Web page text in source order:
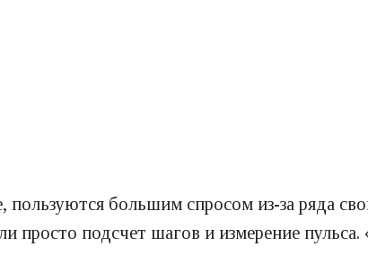
большим спросом из-за ряда
просто подсчет шагов и измерение